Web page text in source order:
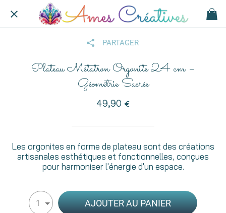
PARTAGER
Plateau Métatron Orgonite 24 cm –
Géométrie Sacrée
49,90 €
Les orgonites en forme de plateau sont des créations
artisanales esthétiques et fonctionnelles, conçues
pour harmoniser l'énergie d'un espace.
1 AJOUTER AU PANIER